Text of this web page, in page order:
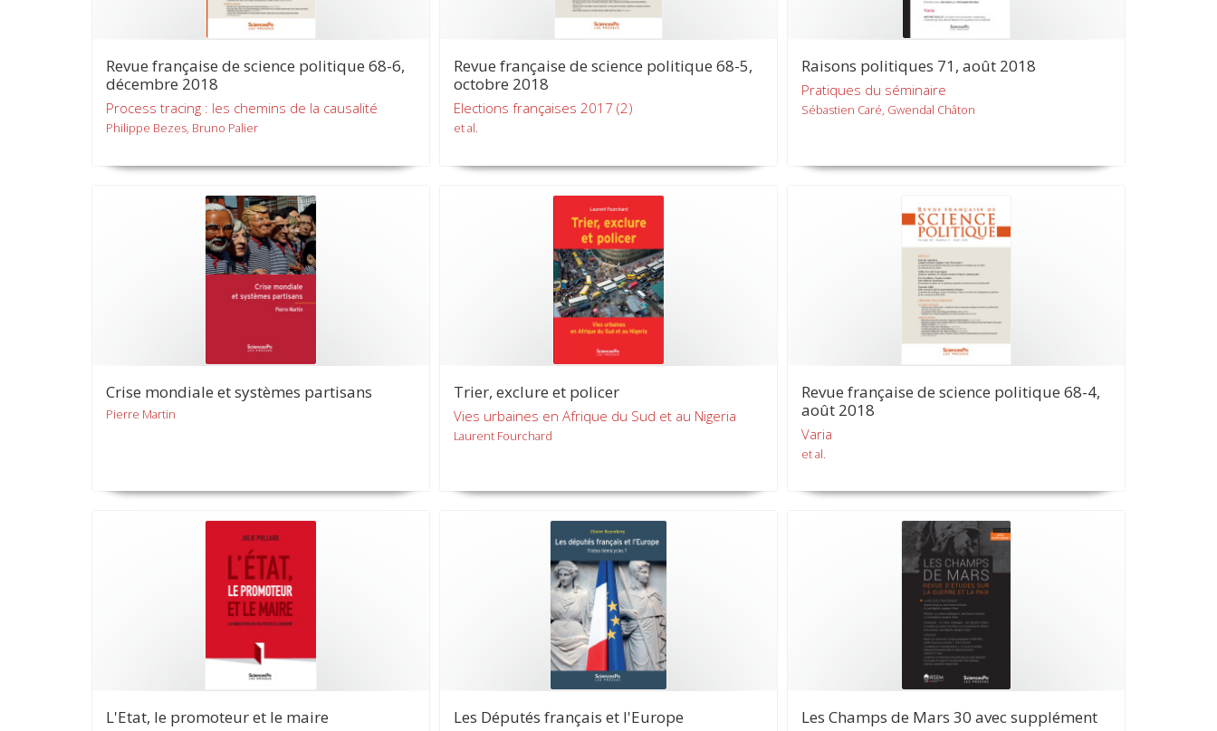
Revue française de science politique 68-6,
décembre 2018
Process tracing : les chemins de la causalité
Philippe Bezes, Bruno Palier
Revue française de science politique 68-5,
octobre 2018
Elections françaises 2017 (2)
et al.
Raisons politiques 71, août 2018
Pratiques du séminaire
Sébastien Caré, Gwendal Châton
Crise mondiale et systèmes partisans
Pierre Martin
Trier, exclure et policer
Vies urbaines en Afrique du Sud et au Nigeria
Laurent Fourchard
Revue française de science politique 68-4,
août 2018
Varia
et al.
L'Etat, le promoteur et le maire Les Députés français et l'Europe Les Champs de Mars 30 avec supplément